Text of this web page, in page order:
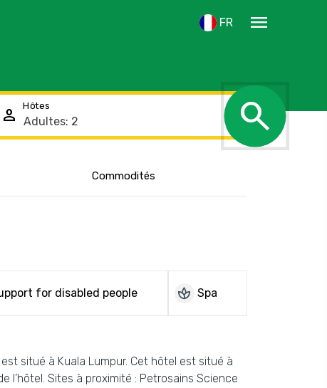
FR menu
person Hôtes search
Commoditésl'emplacement
for disabled people spa Spa
situé à Kuala Lumpur. Cet hôtel est situé à
l’hôtel. Sites à proximité : Petrosains Science